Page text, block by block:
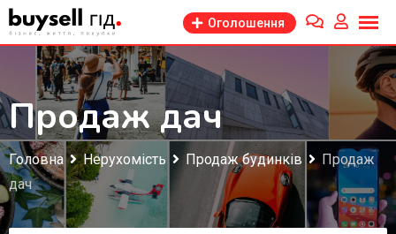
Перейти
до
змісту
Оголошення
Продаж дач
Головна Нерухомість Продаж будинків
Продаж
дач